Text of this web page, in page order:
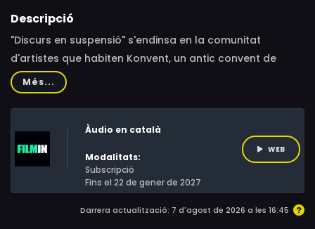
Descripció
"Discurs en suspensió" s'endinsa en la comunitat
d'artistes que habiten Konvent, un antic convent de
monges convertit en centre artístic al Berguedà. A la
Catalunya rural, el documental retrata les vides dels qui
han comprès que el capitalisme devalua la vida
humana, reduint-la al principi d'acumulació. Enfront
d'això, adopten l'organització alternativa com a acte
polític i estètic.El relat destaca la seva aposta per
processos artístics lliures de limitacions capitalistes i
institucionals. Inspirats per pensadores com Silvia
Més...
Àudio en català
Modalitats:
Subscripció
Fins el 22 de gener de 2027
WEB
Darrera actualització: 7 d'agost de 2026 a les 16:45